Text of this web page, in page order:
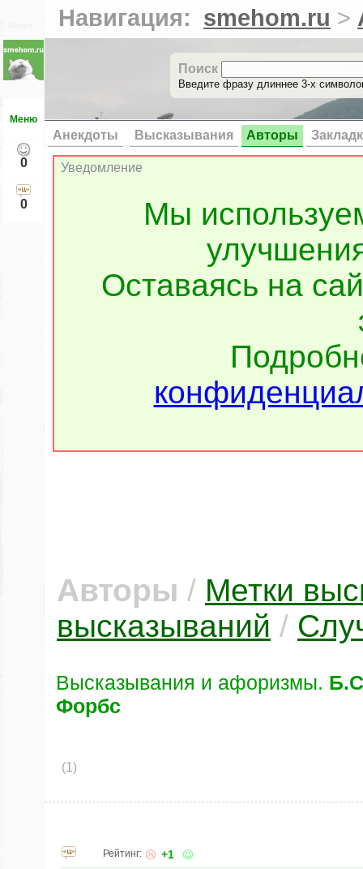
Меню
0
0
Навигация: smehom.ru >
Поиск
Введите фразу длиннее 3-х
Анекдоты Высказывания Авторы
Уведомление
Мы
Оставаясь на
Авторы / Метки
высказываний /
Высказывания и афоризмы.
Форбс
(1)
Рейтинг: +1